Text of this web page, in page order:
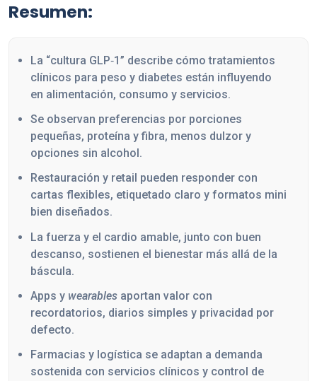
Resumen:
La “cultura GLP‑1” describe cómo tratamientos
clínicos para peso y diabetes están influyendo
en alimentación, consumo y servicios.
Se observan preferencias por porciones
pequeñas, proteína y fibra, menos dulzor y
opciones sin alcohol.
Restauración y retail pueden responder con
cartas flexibles, etiquetado claro y formatos mini
bien diseñados.
La fuerza y el cardio amable, junto con buen
descanso, sostienen el bienestar más allá de la
báscula.
Apps y wearables aportan valor con
recordatorios, diarios simples y privacidad por
defecto.
Farmacias y logística se adaptan a demanda
sostenida con servicios clínicos y control de